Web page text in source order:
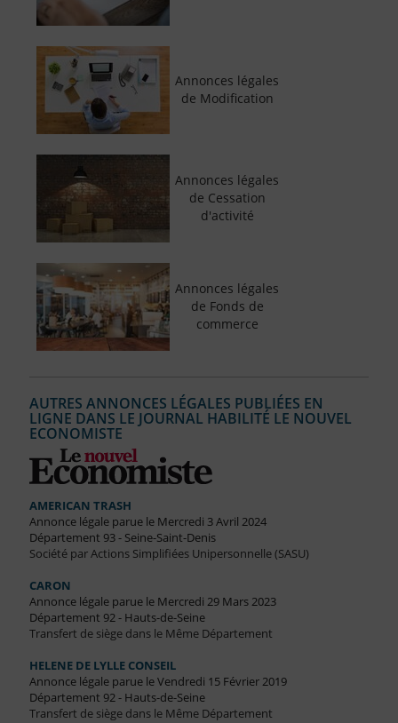
Annonces légales
de Modification
Annonces légales
de Cessation
d'activité
Annonces légales
de Fonds de
commerce
AUTRES ANNONCES LÉGALES PUBLIÉES EN
LIGNE DANS LE JOURNAL HABILITÉ LE NOUVEL
ECONOMISTE
AMERICAN TRASH
Annonce légale parue le Mercredi 3 Avril 2024
Département 93 - Seine-Saint-Denis
Société par Actions Simplifiées Unipersonnelle (SASU)
CARON
Annonce légale parue le Mercredi 29 Mars 2023
Département 92 - Hauts-de-Seine
Transfert de siège dans le Même Département
HELENE DE LYLLE CONSEIL
Annonce légale parue le Vendredi 15 Février 2019
Département 92 - Hauts-de-Seine
Transfert de siège dans le Même Département